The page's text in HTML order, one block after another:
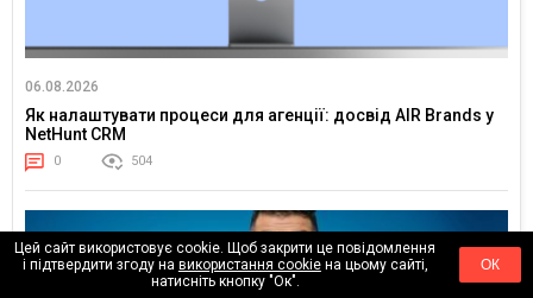
06.08.2026
Як налаштувати процеси для агенції: досвід AIR Brands у
NetHunt CRM
0 504
Цей сайт використовує cookie. Щоб закрити це повідомлення
і підтвердити згоду на використання cookieна цьому сайті,
натисніть кнопку "Ок".
ОК